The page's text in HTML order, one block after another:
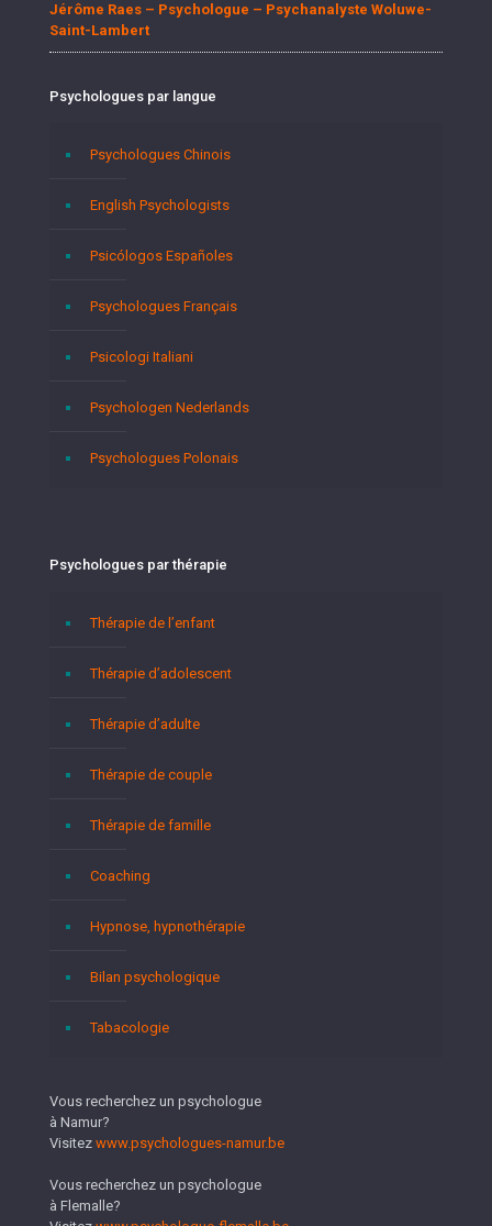
Jérôme Raes – Psychologue – Psychanalyste Woluwe-
Saint-Lambert
Psychologues par langue
Psychologues Chinois
English Psychologists
Psicólogos Españoles
Psychologues Français
Psicologi Italiani
Psychologen Nederlands
Psychologues Polonais
Psychologues par thérapie
Thérapie de l’enfant
Thérapie d’adolescent
Thérapie d’adulte
Thérapie de couple
Thérapie de famille
Coaching
Hypnose, hypnothérapie
Bilan psychologique
Tabacologie
Vous recherchez un psychologue
à Namur?
Visitez www.psychologues-namur.be
Vous recherchez un psychologue
à Flemalle?